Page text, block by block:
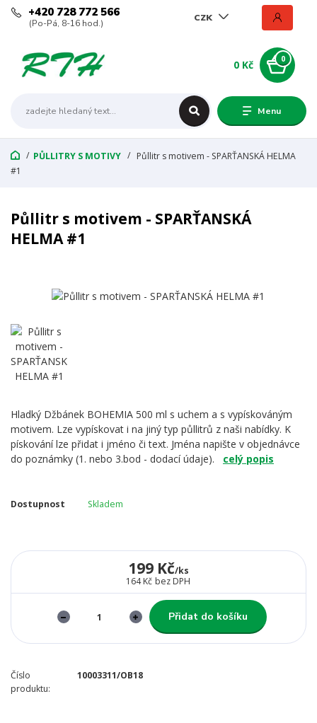
Menu
CZK
+420 728 772 566
(Po-Pá, 8-16 hod.)
0
0 Kč
PŮLLITRY S MOTIVY
Půllitr s motivem - SPARŤANSKÁ HELMA
#1
Půllitr s motivem - SPARŤANSKÁ
HELMA #1
Hladký Džbánek BOHEMIA 500 ml s uchem a s vypískováným
motivem. Lze vypískovat i na jiný typ půllitrů z naši nabídky. K
pískování lze přidat i jméno či text. Jména napište v objednávce
do poznámky (1. nebo 3.bod - dodací údaje). celý popis
Dostupnost Skladem
199 Kč/ks
164 Kč bez DPH
Přidat do košíku
Číslo
produktu:
10003311/OB18